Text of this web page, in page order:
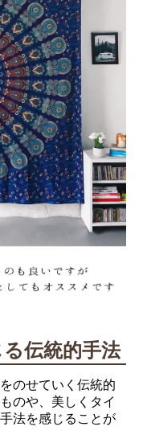
伝統的手法
のせていく伝統的
のや、美しくタイ
法を感じることが